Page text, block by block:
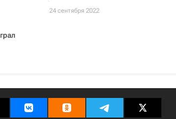
24 сентября 2022